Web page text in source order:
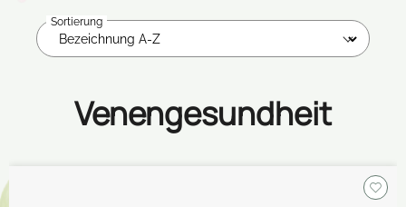
Sortierung
Venengesundheit